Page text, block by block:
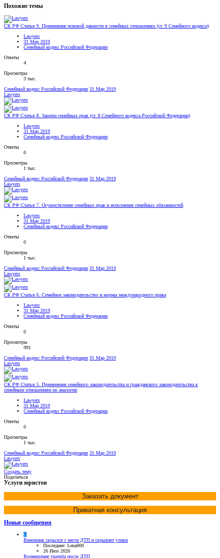
Похожие темы
СК РФ Статья 9. Применение исковой давности в семейных отношениях (ст. 9 Семейного кодекса)
Lawyers
31 Мар 2019
Семейный кодекс Российской Федерации
Ответы
4
Просмотры
3 тыс.
Семейный кодекс Российской Федерации 31 Мар 2019
Lawyers
СК РФ Статья 8. Защита семейных прав (ст. 8 Семейного кодекса Российской Федерации)
Lawyers
31 Мар 2019
Семейный кодекс Российской Федерации
Ответы
0
Просмотры
1 тыс.
Семейный кодекс Российской Федерации 31 Мар 2019
Lawyers
СК РФ Статья 7. Осуществление семейных прав и исполнение семейных обязанностей
Lawyers
31 Мар 2019
Семейный кодекс Российской Федерации
Ответы
0
Просмотры
1 тыс.
Семейный кодекс Российской Федерации 31 Мар 2019
Lawyers
СК РФ Статья 6. Семейное законодательство и нормы международного права
Lawyers
31 Мар 2019
Семейный кодекс Российской Федерации
Ответы
0
Просмотры
991
Семейный кодекс Российской Федерации 31 Мар 2019
Lawyers
СК РФ Статья 5. Применение семейного законодательства и гражданского законодательства к
семейным отношениям по аналогии
Lawyers
31 Мар 2019
Семейный кодекс Российской Федерации
Ответы
0
Просмотры
1 тыс.
Семейный кодекс Российской Федерации 31 Мар 2019
Lawyers
Создать тему
Поделиться
Услуги юристов
Заказать документ
Приватная консультация
Новые сообщения
L
Виновник скрылся с места ДТП и скрывает улики
Последнее: Lena000
26 Июл 2026
Возмещение ущерба после ДТП